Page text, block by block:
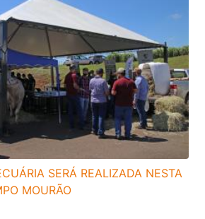
SERÁ REALIZADA NESTA
MOURÃO